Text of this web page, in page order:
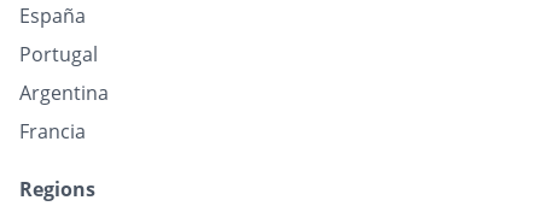
España
Portugal
Argentina
Francia
Regions